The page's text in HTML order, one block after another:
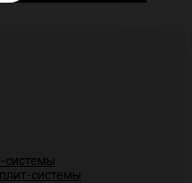
системы
системы